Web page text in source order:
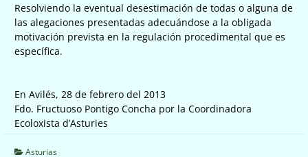
Resolviendo la eventual desestimación de todas o alguna de
las alegaciones presentadas adecuándose a la obligada
motivación prevista en la regulación procedimental que es
específica.
En Avilés, 28 de febrero del 2013
Fdo. Fructuoso Pontigo Concha por la Coordinadora
Ecoloxista d’Asturies
Asturias